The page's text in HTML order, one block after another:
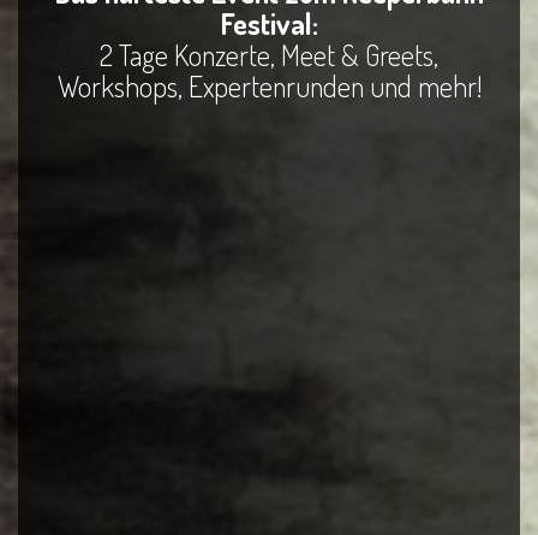
Festival:
2 Tage Konzerte, Meet & Greets,
Workshops, Expertenrunden und mehr!